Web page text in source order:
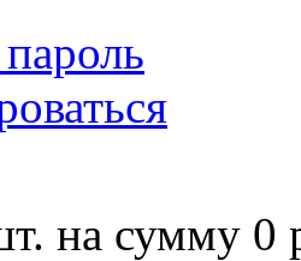
на сумму 0